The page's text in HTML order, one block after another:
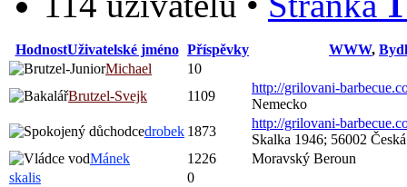
HodnostUživatelské jméno Příspěvky WWW,
Michael
10
Brutzel-Svejk
1109
http://grilovani-
Nemecko
drobek 1873
http://grilovani-
Skalka 1946; 56002
Mánek
1226
Moravský Beroun
skalis
0